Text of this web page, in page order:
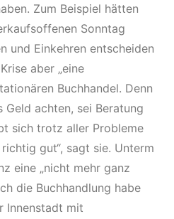
Zum Beispiel hätten
Sonntag
und Einkehren entscheiden
aber „eine
Buchhandel. Denn
Geld achten, sei Beratung
sich trotz aller Probleme
gut“, sagt sie. Unterm
eine „nicht mehr ganz
die Buchhandlung habe
Innenstadt mit